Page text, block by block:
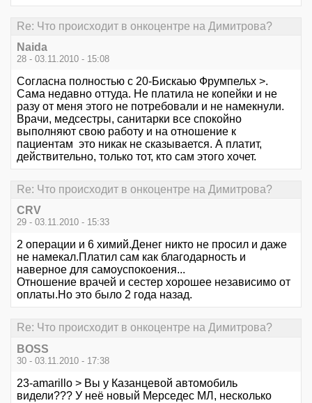
Re: Что происходит в онкоцентре на Димитрова?
Naida
28 - 03.11.2010 - 15:08
Согласна полностью с 20-Бискаью Фрумпельх >.
Сама недавно оттуда. Не платила не копейки и не
разу от меня этого не потребовали и не намекнули.
Врачи, медсестры, санитарки все спокойно
выполняют свою работу и на отношение к
пациентам это никак не сказывается. А платит,
действительно, только тот, кто сам этого хочет.
Re: Что происходит в онкоцентре на Димитрова?
CRV
29 - 03.11.2010 - 15:33
2 операции и 6 химий.Денег никто не просил и даже
не намекал.Платил сам как благодарность и
наверное для самоуспокоения...
Отношение врачей и сестер хорошее независимо от
оплаты.Но это было 2 года назад.
Re: Что происходит в онкоцентре на Димитрова?
BOSS
30 - 03.11.2010 - 17:38
23-amarillo > Вы у Казанцевой автомобиль
видели??? У неё новый Мерседес МЛ, несколько